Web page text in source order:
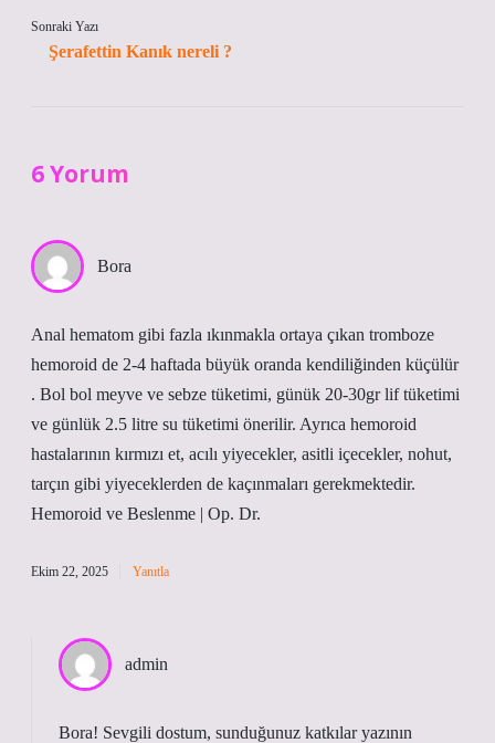
Sonraki Yazı
Şerafettin Kanık nereli ?
6 Yorum
Bora
Anal hematom gibi fazla ıkınmakla ortaya çıkan tromboze
hemoroid de 2-4 haftada büyük oranda kendiliğinden küçülür
. Bol bol meyve ve sebze tüketimi, günük 20-30gr lif tüketimi
ve günlük 2.5 litre su tüketimi önerilir. Ayrıca hemoroid
hastalarının kırmızı et, acılı yiyecekler, asitli içecekler, nohut,
tarçın gibi yiyeceklerden de kaçınmaları gerekmektedir.
Hemoroid ve Beslenme | Op. Dr.
Ekim 22, 2025 Yanıtla
admin
Bora! Sevgili dostum, sunduğunuz katkılar yazının